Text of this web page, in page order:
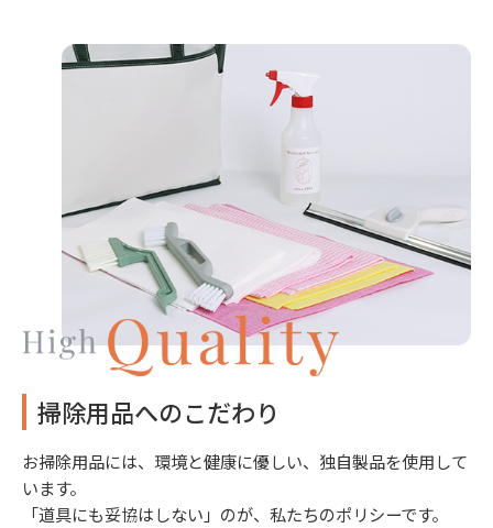
掃除用品へのこだわり
お掃除用品には、環境と健康に優しい、独自製品を使用して
います。
「道具にも妥協はしない」のが、私たちのポリシーです。